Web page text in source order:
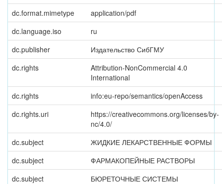
dc.format.mimetype
application/pdf
dc.language.iso
ru
dc.publisher
Издательство СибГМУ
dc.rights
Attribution-NonCommercial 4.0
International
dc.rights
info:eu-repo/semantics/openAccess
dc.rights.uri
https://creativecommons.org/licenses/by-
nc/4.0/
dc.subject
ЖИДКИЕ ЛЕКАРСТВЕННЫЕ ФОРМЫ
dc.subject
ФАРМАКОПЕЙНЫЕ РАСТВОРЫ
dc.subject
БЮРЕТОЧНЫЕ СИСТЕМЫ